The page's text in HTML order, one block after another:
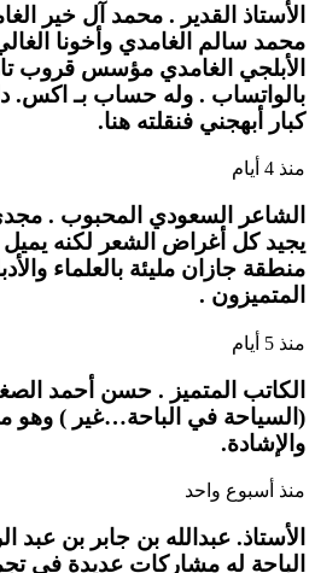
الأستاذ القدير . محمد آل خير
محمد سالم الغامدي وأخونا
الأبلجي الغامدي مؤسس قروب
بالواتساب . وله حساب بـ اكس.
كبار أبهجني فنقلته هنا.
منذ 4 أيام
الشاعر السعودي المحبوب .
يجيد كل أغراض الشعر لكنه يميل
منطقة جازان مليئة بالعلماء
المتميزون .
منذ 5 أيام
الكاتب المتميز . حسن أحمد
(السياحة في الباحة…غير ) وهو
والإشادة.
منذ أسبوع واحد
الأستاذ. عبدالله بن جابر بن
الباحة له مشاركات عديدة في